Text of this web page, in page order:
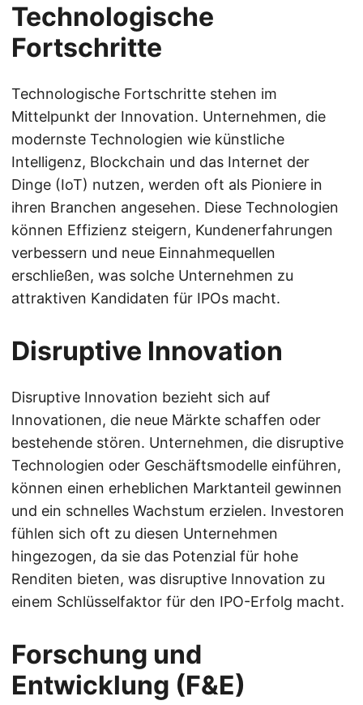
Technologische
Fortschritte
Technologische Fortschritte stehen im
Mittelpunkt der Innovation. Unternehmen, die
modernste Technologien wie künstliche
Intelligenz, Blockchain und das Internet der
Dinge (IoT) nutzen, werden oft als Pioniere in
ihren Branchen angesehen. Diese Technologien
können Effizienz steigern, Kundenerfahrungen
verbessern und neue Einnahmequellen
erschließen, was solche Unternehmen zu
attraktiven Kandidaten für IPOs macht.
Disruptive Innovation
Disruptive Innovation bezieht sich auf
Innovationen, die neue Märkte schaffen oder
bestehende stören. Unternehmen, die disruptive
Technologien oder Geschäftsmodelle einführen,
können einen erheblichen Marktanteil gewinnen
und ein schnelles Wachstum erzielen. Investoren
fühlen sich oft zu diesen Unternehmen
hingezogen, da sie das Potenzial für hohe
Renditen bieten, was disruptive Innovation zu
einem Schlüsselfaktor für den IPO-Erfolg macht.
Forschung und
Entwicklung (F&E)